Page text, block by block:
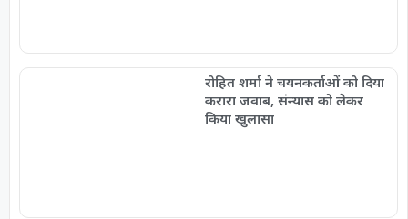
रोहित शर्मा ने चयनकर्ताओं को दिया
करारा जवाब, संन्यास को लेकर
किया खुलासा